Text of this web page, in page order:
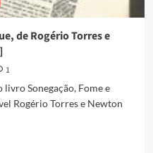
de Rogério Torres e
1
Sonegação, Fome e
Rogério Torres e Newton